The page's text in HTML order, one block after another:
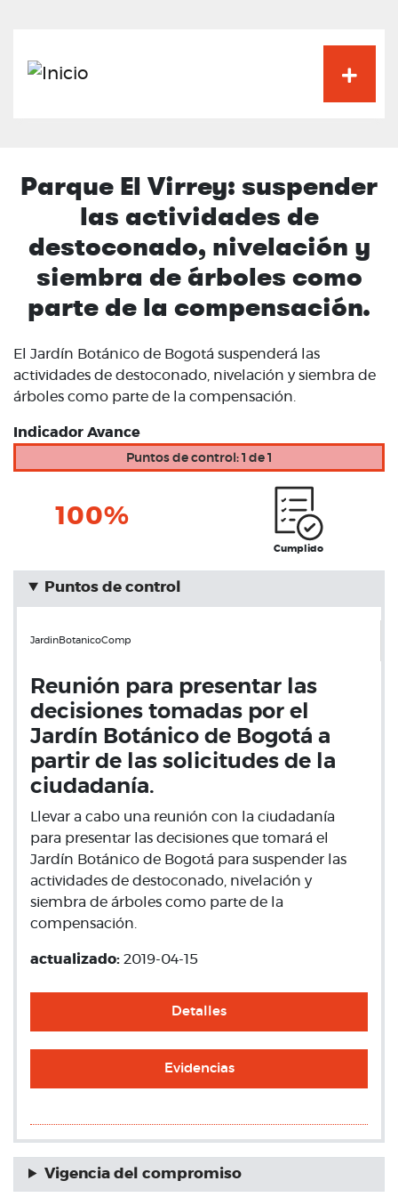
Parque El Virrey: suspender
las actividades de
destoconado, nivelación y
siembra de árboles como
parte de la compensación.
El Jardín Botánico de Bogotá suspenderá las
actividades de destoconado, nivelación y siembra de
árboles como parte de la compensación.
Indicador Avance
Puntos de control: 1 de 1
100%
Cumplido
Puntos de control
JardinBotanicoComp
Reunión para presentar las
decisiones tomadas por el
Jardín Botánico de Bogotá a
partir de las solicitudes de la
ciudadanía.
Llevar a cabo una reunión con la ciudadanía
para presentar las decisiones que tomará el
Jardín Botánico de Bogotá para suspender las
actividades de destoconado, nivelación y
siembra de árboles como parte de la
compensación.
actualizado: 2019-04-15
Detalles
Evidencias
Vigencia del compromiso